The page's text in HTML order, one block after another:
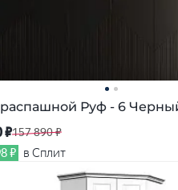
Руф - 6
₽157 890 ₽
₽ в Сплит